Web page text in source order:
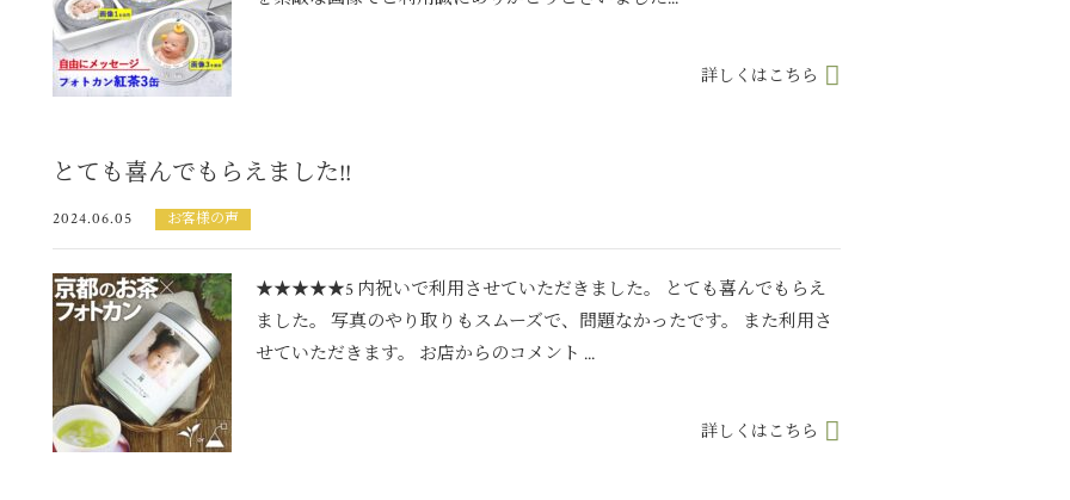
詳しくはこちら
とても喜んでもらえました!!
2024.06.05 お客様の声
★★★★★5 内祝いで利用させていただきました。 とても喜んでもらえ
ました。 写真のやり取りもスムーズで、問題なかったです。 また利用さ
せていただきます。 お店からのコメント ...
詳しくはこちら